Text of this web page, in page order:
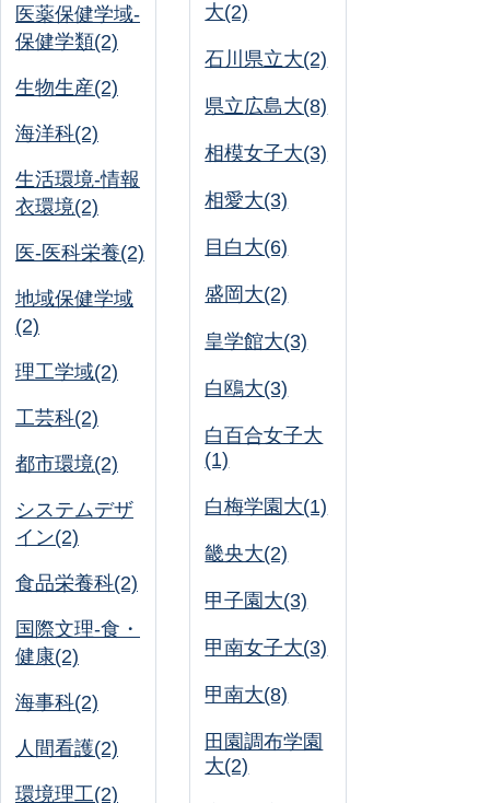
医薬保健学域-
保健学類(2)
生物生産(2)
海洋科(2)
生活環境-情報
衣環境(2)
医-医科栄養(2)
地域保健学域
(2)
理工学域(2)
工芸科(2)
都市環境(2)
システムデザ
イン(2)
食品栄養科(2)
国際文理-食・
健康(2)
海事科(2)
人間看護(2)
環境理工(2)
大(2)
石川県立大(2)
県立広島大(8)
相模女子大(3)
相愛大(3)
目白大(6)
盛岡大(2)
皇学館大(3)
白鴎大(3)
白百合女子大
(1)
白梅学園大(1)
畿央大(2)
甲子園大(3)
甲南女子大(3)
甲南大(8)
田園調布学園
大(2)